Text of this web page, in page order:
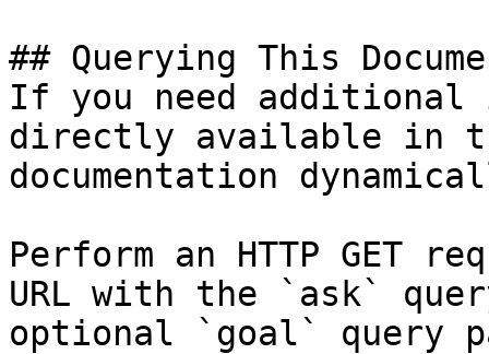
## Querying This
If you need
directly available in
documentation
Perform an HTTP GET
URL with the `ask`
optional `goal` query